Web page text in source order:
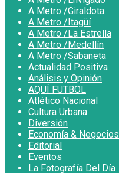
A Metro /Giraldota
A Metro /Itagüí
A Metro /La Estrella
A Metro /Medellín
A Metro /Sabaneta
Actualidad Positiva
Análisis y Opinión
AQUÍ FUTBOL
Atlético Nacional
Cultura Urbana
Diversión
Economía & Negocios
Editorial
Eventos
La Fotografía Del Día